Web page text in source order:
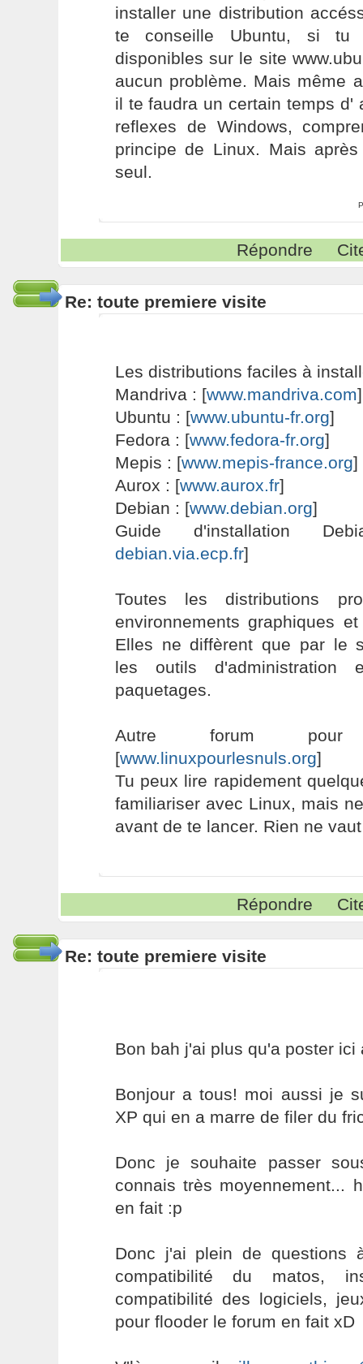
installer une distribution
te conseille Ubuntu, si tu
disponibles sur le site
aucun problème. Mais même
il te faudra un certain temps d'
reflexes de Windows,
principe de Linux. Mais
seul.
Répondre
Re: toute premiere visite
Les distributions faciles à
Mandriva : [www.mandriva.com]
Ubuntu : [www.ubuntu-fr.org]
Fedora : [www.fedora-fr.org]
Mepis : [www.mepis-france.org]
Aurox : [www.aurox.fr]
Debian : [www.debian.org]
Guide d'installation
debian.via.ecp.fr]
Toutes les distributions
environnements graphiques
Elles ne diffèrent que par le
les outils
paquetages.
Autre forum
[www.linuxpourlesnuls.org]
Tu peux lire rapidement
familiariser avec Linux, mais
avant de te lancer. Rien ne
Répondre
Re: toute premiere visite
Bon bah j'ai plus qu'a poster ici
Bonjour a tous! moi aussi je
XP qui en a marre de filer du
Donc je souhaite passer
connais très moyennement...
en fait :p
Donc j'ai plein de questions
compatibilité du matos,
compatibilité des logiciels,
pour flooder le forum en fait xD